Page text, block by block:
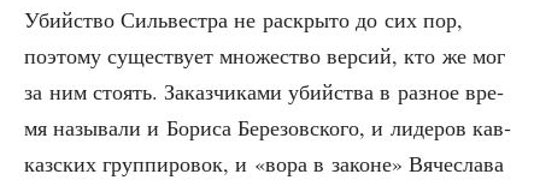
Убий­ство Силь­ве­ст­ра не рас­кры­то до сих пор,
поэто­му суще­ству­ет мно­же­ство вер­сий, кто же мог
за ним сто­ять. Заказ­чи­ка­ми убий­ства в раз­ное вре­
мя назы­ва­ли и Бори­са Бере­зов­ско­го, и лиде­ров кав­
каз­ских груп­пи­ро­вок, и «вора в законе» Вяче­сла­ва